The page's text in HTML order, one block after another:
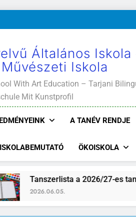
Általános Iskola
Iskola
With Art Education – Tarjani
Mit Kunstprofil
A TANÉV RENDJE
ISKOLABEMUTATÓ ÖKOISKOLA
Tanszerlista a 2026/27-es tanévre
2026.06.05.